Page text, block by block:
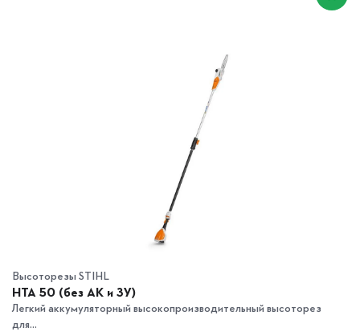
Высоторезы STIHL
HTA 50 (без АК и ЗУ)
Легкий аккумуляторный высокопроизводительный высоторез
для...